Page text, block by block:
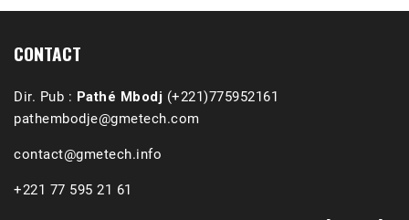
CONTACT
Dir. Pub : Pathé Mbodj (+221)775952161
pathembodje@gmetech.com
contact@gmetech.info
+221 77 595 21 61